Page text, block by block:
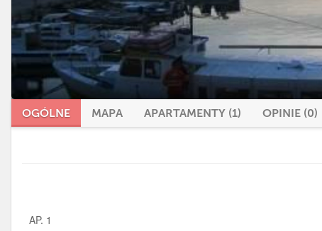
OGÓLNE MAPA APARTAMENTY (1) OPINIE (0)
AP. 1